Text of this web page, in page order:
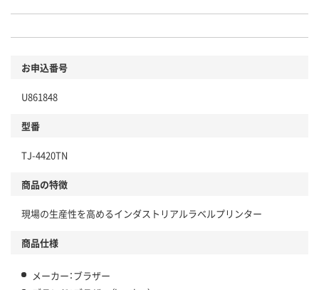
お申込番号
U861848
型番
TJ-4420TN
商品の特徴
現場の生産性を高めるインダストリアルラベルプリンター
商品仕様
メーカー：ブラザー